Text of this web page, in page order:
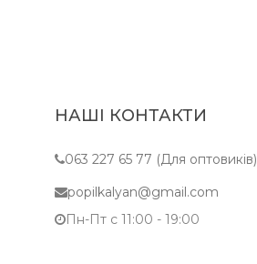
НАШІ КОНТАКТИ
063 227 65 77 (Для оптовиків)
popilkalyan@gmail.com
Пн-Пт c 11:00 - 19:00